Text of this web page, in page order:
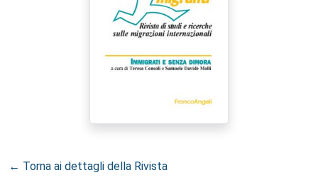
← Torna ai dettagli della Rivista